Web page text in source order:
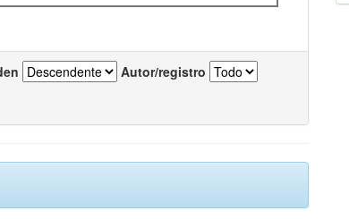
Autor/registro